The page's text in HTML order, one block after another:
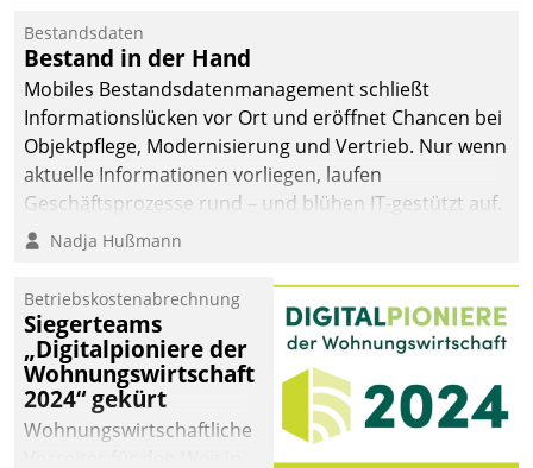
Bestandsdaten
Bestand in der Hand
Mobiles Bestandsdatenmanagement schließt
Informationslücken vor Ort und eröffnet Chancen bei
Objektpflege, Modernisierung und Vertrieb. Nur wenn
aktuelle Informationen vorliegen, laufen
Geschäftsprozesse rund – und blühen IT-gestützt auf.
Nadja Hußmann
Betriebskostenabrechnung
Siegerteams
„Digitalpioniere der
Wohnungswirtschaft
2024“ gekürt
Wohnungswirtschaftliche